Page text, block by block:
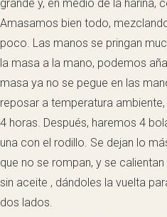
grande y, en medio de la harina,
Amasamos bien todo,
poco. Las manos se pringan
la masa a la mano, podemos
masa ya no se pegue en las
reposar a temperatura
4 horas. Después, haremos 4
una con el rodillo. Se dejan lo
que no se rompan, y se
sin aceite , dándoles la vuelta
dos lados.